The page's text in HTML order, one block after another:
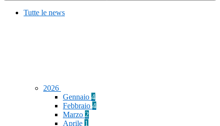
Tutte le news
2026
Gennaio 4
Febbraio 4
Marzo 2
Aprile 1